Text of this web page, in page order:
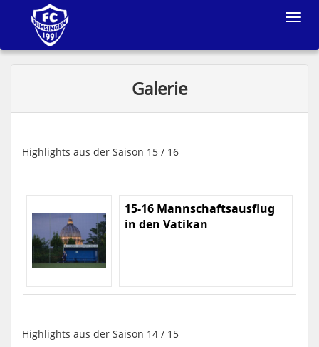
Toggle
Galerie
Highlights aus der Saison 15 / 16
15-16 Mannschaftsausflug
in den Vatikan
Highlights aus der Saison 14 / 15